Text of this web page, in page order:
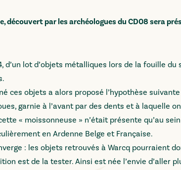
découvert par les archéologues du CD08 sera
lot d’objets métalliques lors de la fouille du
objets a alors proposé l’hypothèse suivante
garnie à l’avant par des dents et à laquelle
« moissonneuse » n’était présente qu’au
en Ardenne Belge et Française.
: les objets retrouvés à Warcq pourraient
est de la tester. Ainsi est née l’envie d’aller